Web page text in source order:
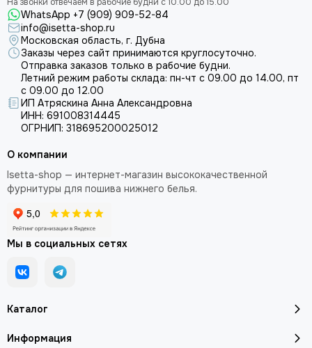
WhatsApp +7 (909) 909-52-84
info@isetta-shop.ru
Московская область, г. Дубна
Заказы через сайт принимаются круглосуточно.
Отправка заказов только в рабочие будни.
Летний режим работы склада: пн-чт с 09.00 до 14.00, пт
с 09.00 до 12.00
ИП Атряскина Анна Александровна
ИНН: 691008314445
ОГРНИП: 318695200025012
Каталог
Информация
О компании
Isetta-shop — интернет-магазин высококачественной
фурнитуры для пошива нижнего белья.
Мы в социальных сетях